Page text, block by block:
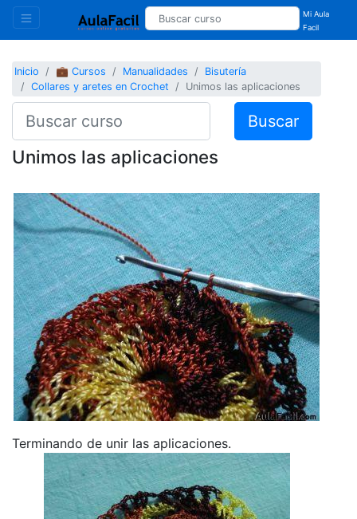
Mi Aula
Facil
Inicio 💼 Cursos Manualidades
Bisutería
Collares y aretes en Crochet
Unimos las aplicaciones
Buscar
Unimos las aplicaciones
Terminando de unir las aplicaciones.